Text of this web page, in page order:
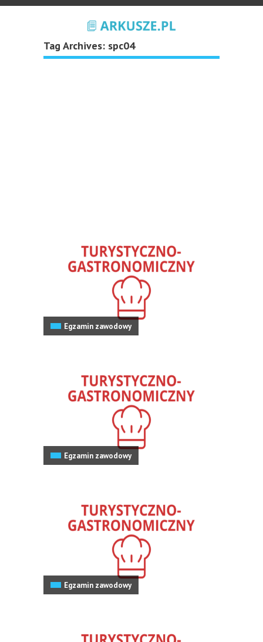
Tag Archives: spc04
Egzamin zawodowy
Egzamin zawodowy
Egzamin zawodowy